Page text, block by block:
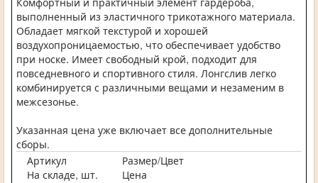
выполненный из эластичного трикотажного материала.
Обладает мягкой текстурой и хорошей
воздухопроницаемостью, что обеспечивает удобство
при носке. Имеет свободный крой, подходит для
повседневного и спортивного стиля. Лонгслив легко
комбинируется с различными вещами и незаменим в
межсезонье.
Указанная цена уже включает все дополнительные
сборы.
Артикул
Размер/Цвет
На складе, шт.
Цена